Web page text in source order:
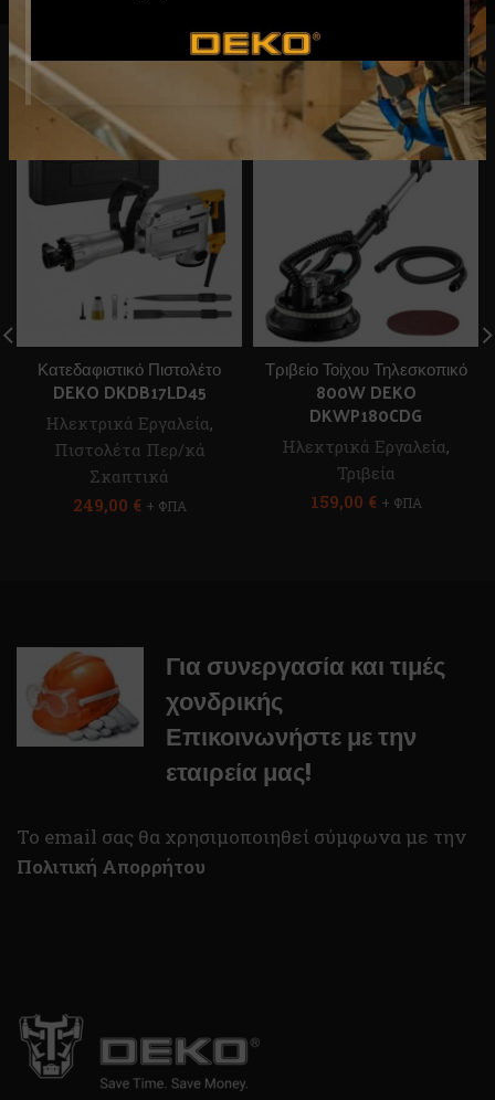
RELATED PRODUCTS
Κατεδαφιστικό Πιστολέτο
DEKO DKDB17LD45
Ηλεκτρικά Εργαλεία,
Πιστολέτα Περ/κά
Σκαπτικά
249,00 € + ΦΠΑ
Τριβείο Τοίχου Τηλεσκοπικό
800W DEKO
DKWP180CDG
Ηλεκτρικά Εργαλεία,
Τριβεία
159,00 € + ΦΠΑ
Για συνεργασία και τιμές
χονδρικής
Επικοινωνήστε με την
εταιρεία μας!
To email σας θα χρησιμοποιηθεί σύμφωνα με την
Πολιτική Απορρήτου